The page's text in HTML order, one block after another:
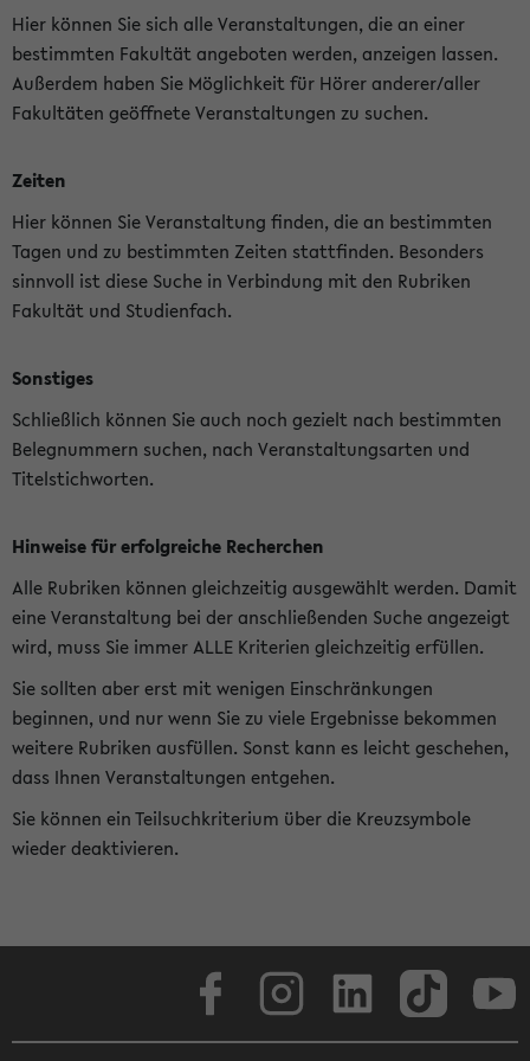
Hier können Sie sich alle Veranstaltungen, die an einer
bestimmten Fakultät angeboten werden, anzeigen lassen.
Außerdem haben Sie Möglichkeit für Hörer anderer/aller
Fakultäten geöffnete Veranstaltungen zu suchen.
Zeiten
Hier können Sie Veranstaltung finden, die an bestimmten
Tagen und zu bestimmten Zeiten stattfinden. Besonders
sinnvoll ist diese Suche in Verbindung mit den Rubriken
Fakultät und Studienfach.
Sonstiges
Schließlich können Sie auch noch gezielt nach bestimmten
Belegnummern suchen, nach Veranstaltungsarten und
Titelstichworten.
Hinweise für erfolgreiche Recherchen
Alle Rubriken können gleichzeitig ausgewählt werden. Damit
eine Veranstaltung bei der anschließenden Suche angezeigt
wird, muss Sie immer ALLE Kriterien gleichzeitig erfüllen.
Sie sollten aber erst mit wenigen Einschränkungen
beginnen, und nur wenn Sie zu viele Ergebnisse bekommen
weitere Rubriken ausfüllen. Sonst kann es leicht geschehen,
dass Ihnen Veranstaltungen entgehen.
Sie können ein Teilsuchkriterium über die Kreuzsymbole
wieder deaktivieren.